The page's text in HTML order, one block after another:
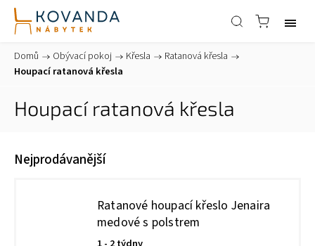
Domů / Obývací pokoj / Křesla / Ratanová křesla /
Houpací ratanová křesla
Houpací ratanová křesla
Nejprodávanější
Ratanové houpací křeslo Jenaira
medové s polstrem